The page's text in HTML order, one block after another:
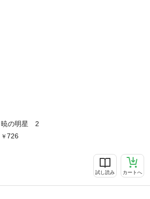
暁の明星 2
726
試し読み カートへ